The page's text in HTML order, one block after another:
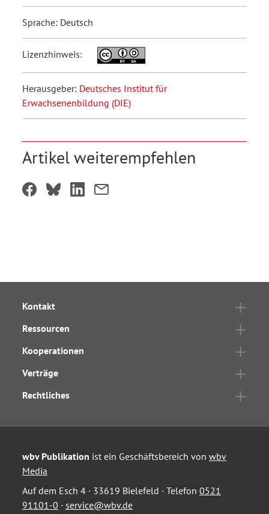
Sprache: Deutsch
Lizenzhinweis:
Herausgeber: Deutsches Institut für
Erwachsenenbildung (DIE)
Artikel weiterempfehlen
Kontakt
Ressourcen
Kooperationen
Verträge
Rechtliches
wbv Publikation ist ein Geschäftsbereich von wbv
Media
Auf dem Esch 4 · 33619 Bielefeld · Telefon 0521
91101-0 · service@wbv.de